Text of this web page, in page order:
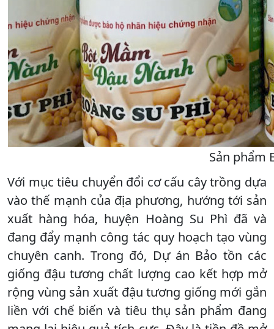
Sản phẩm
Với mục tiêu chuyển đổi cơ cấu cây trồng dựa
vào thế mạnh của địa phương, hướng tới sản
xuất hàng hóa, huyện Hoàng Su Phì đã và
đang đẩy mạnh công tác quy hoạch tạo vùng
chuyên canh. Trong đó, Dự án Bảo tồn các
giống đậu tương chất lượng cao kết hợp mở
rộng vùng sản xuất đậu tương giống mới gắn
liền với chế biến và tiêu thụ sản phẩm đang